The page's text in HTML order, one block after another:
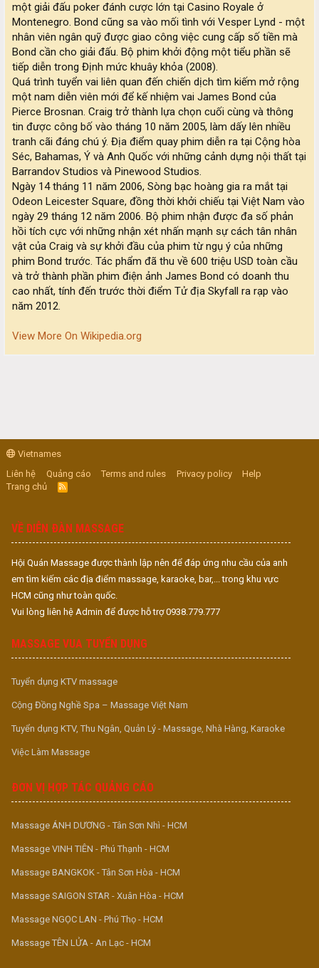
một giải đấu poker đánh cược lớn tại Casino Royale ở
Montenegro. Bond cũng sa vào mối tình với Vesper Lynd - một
nhân viên ngân quỹ được giao công việc cung cấp số tiền mà
Bond cần cho giải đấu. Bộ phim khởi động một tiểu phần sẽ
tiếp diễn trong Định mức khuây khỏa (2008).
Quá trình tuyển vai liên quan đến chiến dịch tìm kiếm mở rộng
một nam diễn viên mới để kế nhiệm vai James Bond của
Pierce Brosnan. Craig trở thành lựa chọn cuối cùng và thông
tin được công bố vào tháng 10 năm 2005, làm dấy lên nhiều
tranh cãi đáng chú ý. Địa điểm quay phim diễn ra tại Cộng hòa
Séc, Bahamas, Ý và Anh Quốc với những cảnh dựng nội thất tại
Barrandov Studios và Pinewood Studios.
Ngày 14 tháng 11 năm 2006, Sòng bạc hoàng gia ra mắt tại
Odeon Leicester Square, đồng thời khởi chiếu tại Việt Nam vào
ngày 29 tháng 12 năm 2006. Bộ phim nhận được đa số phản
hồi tích cực với những nhận xét nhấn mạnh sự cách tân nhân
vật của Craig và sự khởi đầu của phim từ ngụ ý của những
phim Bond trước. Tác phẩm đã thu về 600 triệu USD toàn cầu
và trở thành phần phim điện ảnh James Bond có doanh thu
cao nhất, tính đến trước thời điểm Tử địa Skyfall ra rạp vào
năm 2012.
View More On Wikipedia.org
Vietnames
Liên hệ
Quảng cáo Terms and rules Privacy policy
Help
Trang chủ
R
S
VỀ DIỄN ĐÀN MASSAGE
Hội Quán Massage được thành lập nên để đáp ứng nhu cầu của anh
em tìm kiếm các địa điểm massage, karaoke, bar,... trong khu vực
HCM cũng như toàn quốc.
Vui lòng liên hệ Admin để được hỗ trợ 0938.779.777
MASSAGE VUA TUYỂN DỤNG
Tuyển dụng KTV massage
Cộng Đồng Nghề Spa – Massage Việt Nam
Tuyển dụng KTV, Thu Ngân, Quản Lý - Massage, Nhà Hàng, Karaoke
Việc Làm Massage
ĐƠN VỊ HỢP TÁC QUẢNG CÁO
Massage ÁNH DƯƠNG - Tân Sơn Nhì - HCM
Massage VINH TIÊN - Phú Thạnh - HCM
Massage BANGKOK - Tân Sơn Hòa - HCM
Massage SAIGON STAR - Xuân Hòa - HCM
Massage NGỌC LAN - Phú Thọ - HCM
Massage TÊN LỬA - An Lạc - HCM